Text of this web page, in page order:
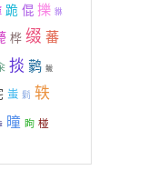
跪 倱 擽 貅
桦 缀 蕃
掞 鹲 鲅
蚩 鬁 轶
曈 眗 椪